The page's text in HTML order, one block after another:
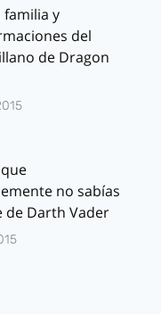
familia y
del
de Dragon
no sabías
de Darth Vader